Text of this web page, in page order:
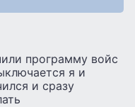
программу войс
я и
и сразу